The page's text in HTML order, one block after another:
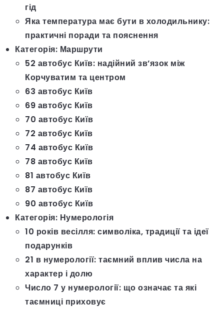
гід
Яка температура має бути в холодильнику:
практичні поради та пояснення
Категорія: Маршрути
52 автобус Київ: надійний зв’язок між
Корчуватим та центром
63 автобус Київ
69 автобус Київ
70 автобус Київ
72 автобус Київ
74 автобус Київ
78 автобус Київ
81 автобус Київ
87 автобус Київ
90 автобус Київ
Категорія: Нумерологія
10 років весілля: символіка, традиції та ідеї
подарунків
21 в нумерології: таємний вплив числа на
характер і долю
Число 7 у нумерології: що означає та які
таємниці приховує